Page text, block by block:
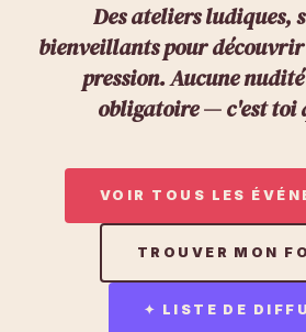
Des ateliers ludiques,
bienveillants pour
pression. Aucune
obligatoire — c'est toi
VOIR TOUS LES
TROUVER MON
✦ LISTE DE